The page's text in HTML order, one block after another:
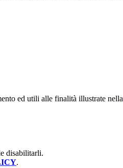
ed utili alle finalità illustrate nella
disabilitarli.
.